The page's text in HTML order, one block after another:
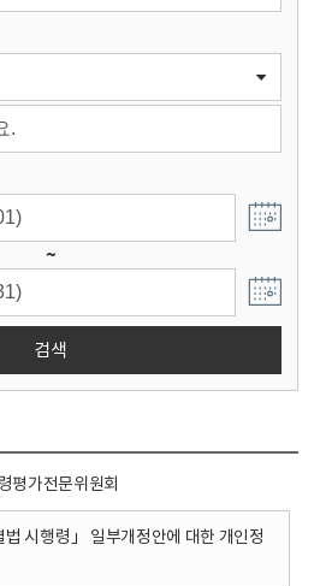
~
검색
평가전문위원회
법 시행령」 일부개정안에 대한 개인정